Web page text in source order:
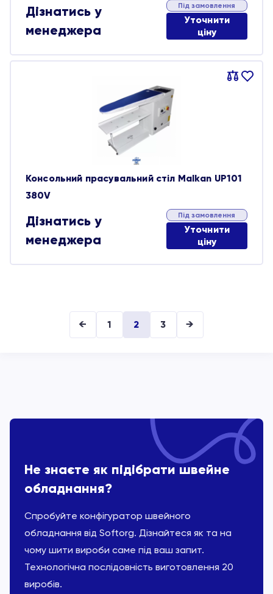
Дізнатись у
менеджера
Під замовлення
Уточнити
ціну
Порівняти
В
Консольний прасувальний стіл Malkan UP101
380V
Дізнатись у
менеджера
Під замовлення
Уточнити
ціну
← 1 2 3 →
Не знаєте як підібрати швейне
обладнання?
Спробуйте конфігуратор швейного
обладнання від Softorg. Дізнайтеся як та на
чому шити вироби саме під ваш запит.
Технологічна послідовність виготовлення 20
виробів.